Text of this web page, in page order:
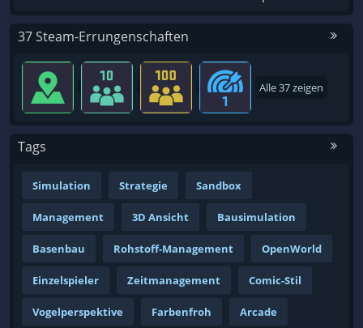
37 Steam-Errungenschaften
Alle 37 zeigen
Tags
Simulation Strategie Sandbox
Management 3D Ansicht Bausimulation
Basenbau Rohstoff-Management OpenWorld
Einzelspieler Zeitmanagement Comic-Stil
Vogelperspektive Farbenfroh Arcade